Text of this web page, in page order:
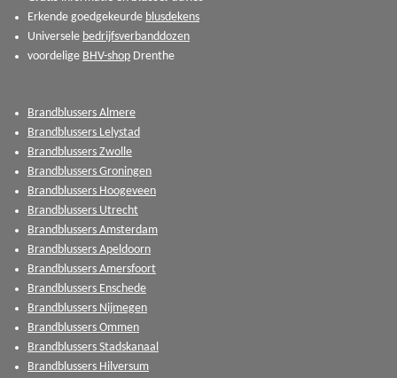
Erkende goedgekeurde blusdekens
Universele bedrijfsverbanddozen
voordelige BHV-shop Drenthe
Brandblussers Almere
Brandblussers Lelystad
Brandblussers Zwolle
Brandblussers Groningen
Brandblussers Hoogeveen
Brandblussers Utrecht
Brandblussers Amsterdam
Brandblussers Apeldoorn
Brandblussers Amersfoort
Brandblussers Enschede
Brandblussers Nijmegen
Brandblussers Ommen
Brandblussers Stadskanaal
Brandblussers Hilversum